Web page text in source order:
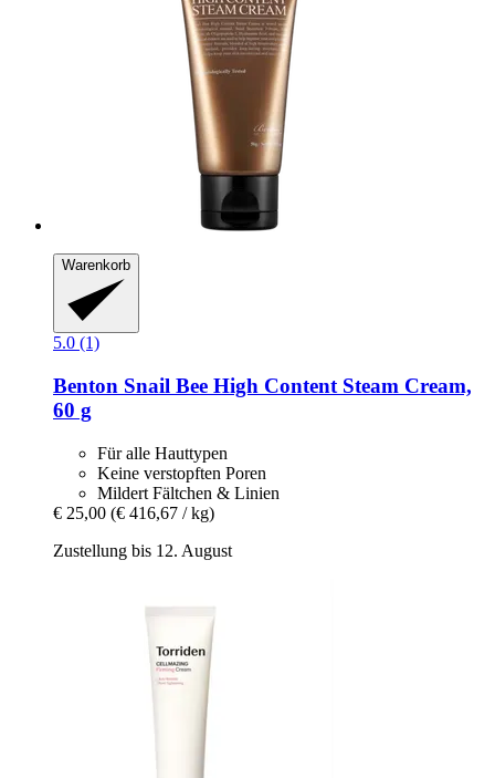
Warenkorb
5.0 (1)
Benton Snail Bee High Content Steam Cream,
60 g
Für alle Hauttypen
Keine verstopften Poren
Mildert Fältchen & Linien
€ 25,00 (€ 416,67 / kg)
Zustellung bis 12. August